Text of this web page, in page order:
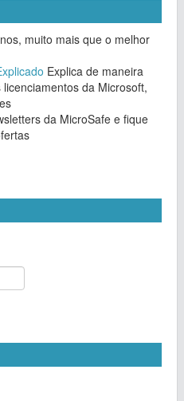
muito mais que o melhor
Explica de maneira
da Microsoft,
da MicroSafe e fique